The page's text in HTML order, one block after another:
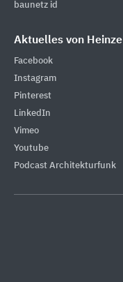
baunetz id
Aktuelles von Heinze
Facebook
Instagram
Pinterest
LinkedIn
Vimeo
Youtube
Podcast Architekturfunk